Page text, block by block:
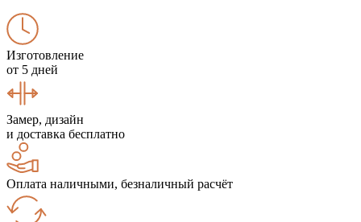
Изготовление
от 5 дней
Замер, дизайн
и доставка бесплатно
Оплата наличными, безналичный расчёт